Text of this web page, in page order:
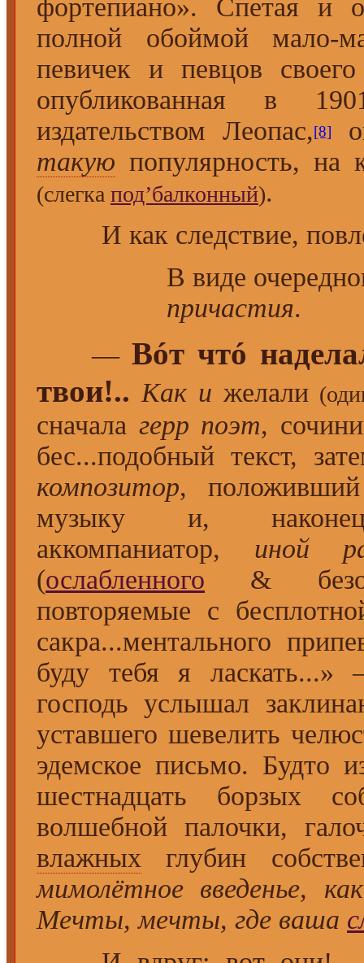
фортепиано». Спетая и
полной обоймой мало-
певичек и певцов
опубликованная в
издательством Леопас,[8]
такую популярность, на
(слегка под’балконный).
И как следствие,
В виде
причастия.
— Вóт чтó
твои!.. Как и желали
сначала герр поэт,
бес...подобный текст,
композитор,
музыку и,
аккомпаниатор, иной
(ослабленного &
повторяемые с
сакра...ментального
буду тебя я ласкать...»
господь услышал
уставшего шевелить
эдемское письмо. Будто
шестнадцать борзых
волшебной палочки,
влажных глубин
мимолётное введенье,
Мечты, мечты, где ваша